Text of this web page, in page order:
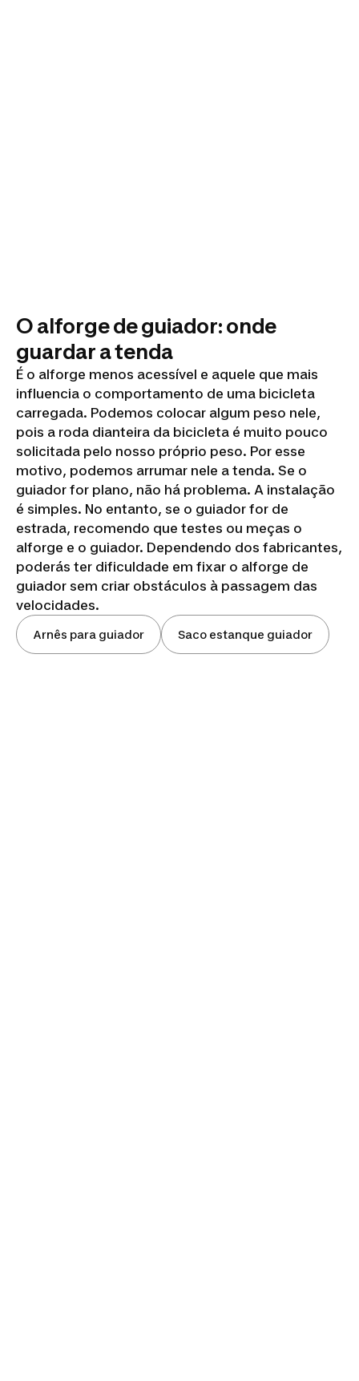
O alforge de guiador: onde
guardar a tenda
É o alforge menos acessível e aquele que mais
influencia o comportamento de uma bicicleta
carregada. Podemos colocar algum peso nele,
pois a roda dianteira da bicicleta é muito pouco
solicitada pelo nosso próprio peso. Por esse
motivo, podemos arrumar nele a tenda. Se o
guiador for plano, não há problema. A instalação
é simples. No entanto, se o guiador for de
estrada, recomendo que testes ou meças o
alforge e o guiador. Dependendo dos fabricantes,
poderás ter dificuldade em fixar o alforge de
guiador sem criar obstáculos à passagem das
velocidades.
Arnês para guiador Saco estanque guiador